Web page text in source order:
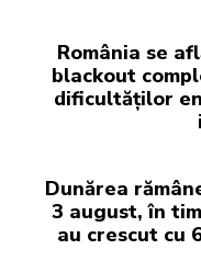
România se
blackout
dificultăților
Dunărea
3 august, în
au crescut cu